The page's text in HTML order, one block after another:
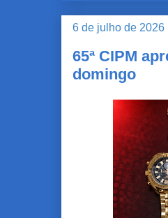
6 de julho de 2026
65ª CIPM
domingo